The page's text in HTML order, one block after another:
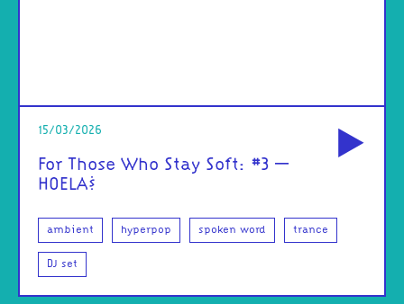
15/03/2026
For Those Who Stay Soft: #3 –
HOELA$
ambient hyperpop spoken word trance
DJ set